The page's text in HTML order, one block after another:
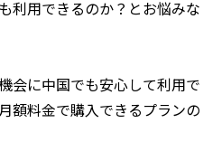
利用できるのか？とお悩みな
会に中国でも安心して利用で
額料金で購入できるプランの